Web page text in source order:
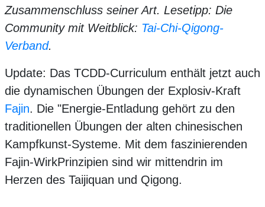
Zusammenschluss seiner Art. Lesetipp: Die
Community mit Weitblick: Tai-Chi-Qigong-
Verband.
Update: Das TCDD-Curriculum enthält jetzt auch
die dynamischen Übungen der Explosiv-Kraft
Fajin. Die "Energie-Entladung gehört zu den
traditionellen Übungen der alten chinesischen
Kampfkunst-Systeme. Mit dem faszinierenden
Fajin-WirkPrinzipien sind wir mittendrin im
Herzen des Taijiquan und Qigong.